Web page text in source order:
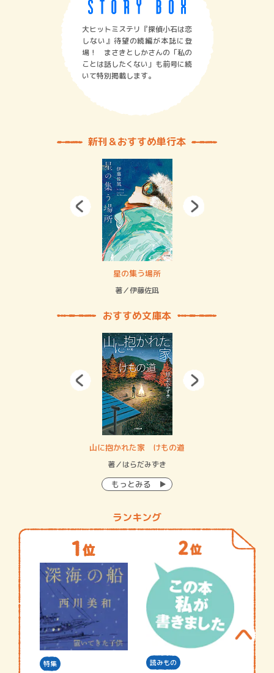
大ヒットミステリ『探偵小石は恋
しない』待望の続編が本誌に登
場！ まさきとしかさんの「私の
ことは話したくない」も前号に続
いて特別掲載します。
新刊＆おすすめ単行本
星の集う場所
著／伊藤佐凪
おすすめ文庫本
山に抱かれた家 けもの道
著／はらだみずき
もっとみる
ランキング
特集 読みもの